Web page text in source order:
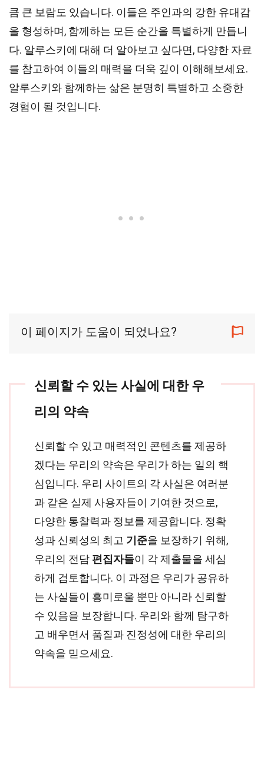
큼 큰 보람도 있습니다. 이들은 주인과의 강한 유대감
을 형성하며, 함께하는 모든 순간을 특별하게 만듭니
다. 알루스키에 대해 더 알아보고 싶다면, 다양한 자료
를 참고하여 이들의 매력을 더욱 깊이 이해해보세요.
알루스키와 함께하는 삶은 분명히 특별하고 소중한
경험이 될 것입니다.
이 페이지가 도움이 되었나요?
신뢰할 수 있는 사실에 대한 우
리의 약속
신뢰할 수 있고 매력적인 콘텐츠를 제공하
겠다는 우리의 약속은 우리가 하는 일의 핵
심입니다. 우리 사이트의 각 사실은 여러분
과 같은 실제 사용자들이 기여한 것으로,
다양한 통찰력과 정보를 제공합니다. 정확
성과 신뢰성의 최고 기준을 보장하기 위해,
우리의 전담 편집자들이 각 제출물을 세심
하게 검토합니다. 이 과정은 우리가 공유하
는 사실들이 흥미로울 뿐만 아니라 신뢰할
수 있음을 보장합니다. 우리와 함께 탐구하
고 배우면서 품질과 진정성에 대한 우리의
약속을 믿으세요.